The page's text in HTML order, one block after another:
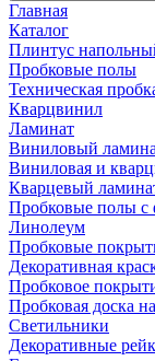
Главная
Каталог
Плинтус
Пробковые полы
Техническая
Кварцвинил
Ламинат
Виниловый
Виниловая и
Кварцевый
Пробковые полы с
Линолеум
Пробковые
Декоративная
Пробковое
Пробковая доска
Светильники
Декоративные